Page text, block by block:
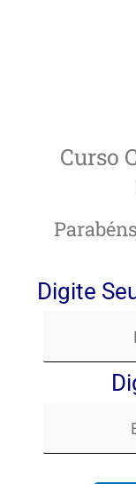
Curso
Digite